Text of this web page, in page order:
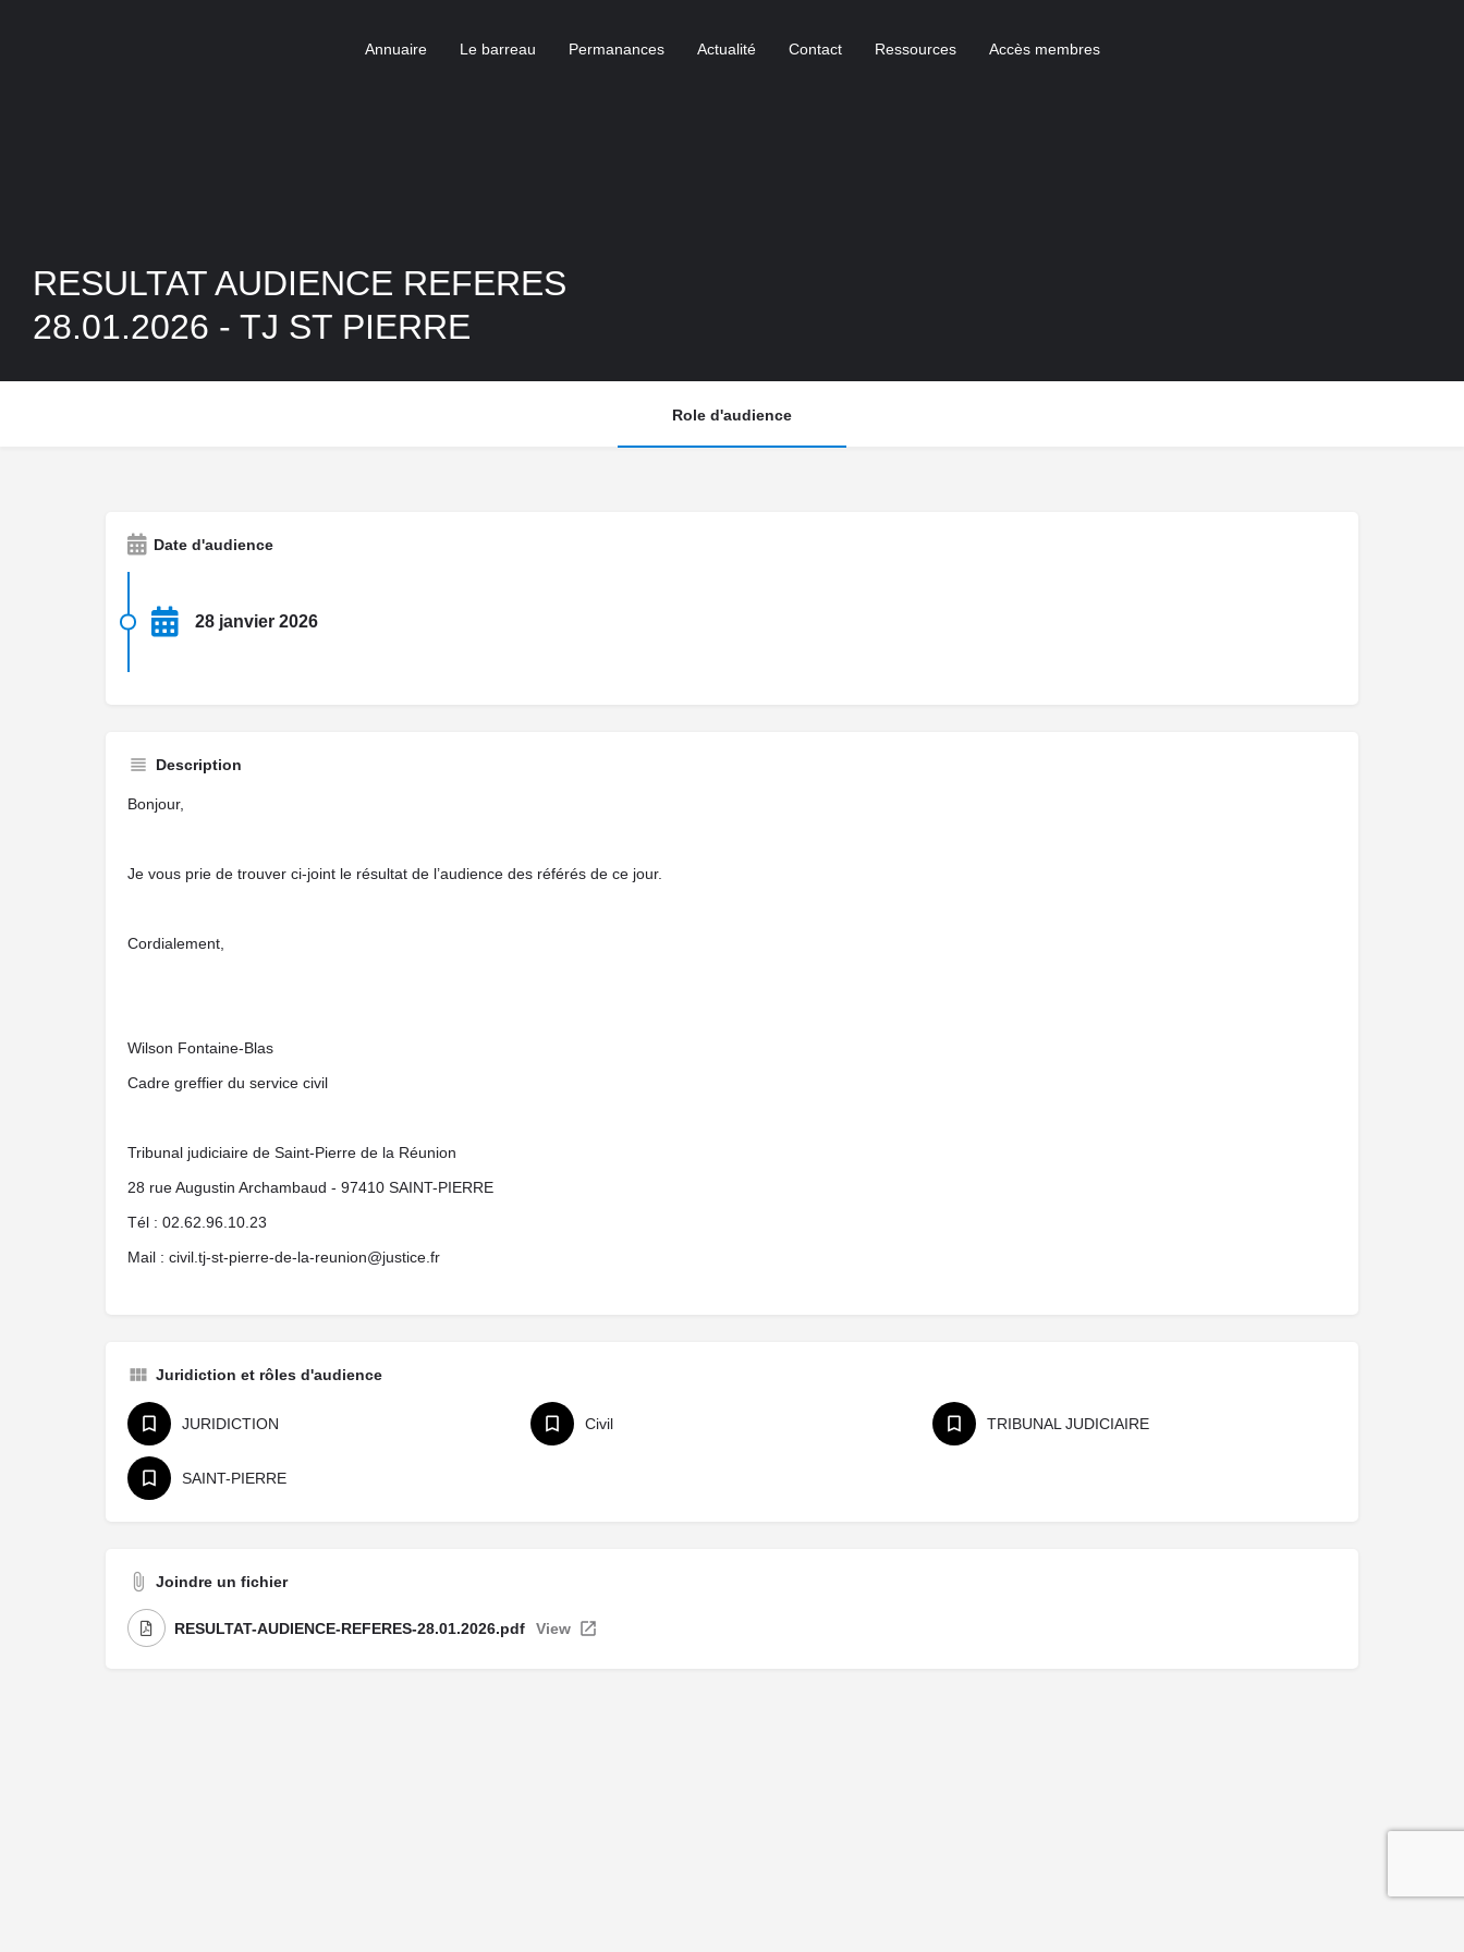
Annuaire Le barreau Permanances Actualité Contact Ressources Accès membres
RESULTAT AUDIENCE REFERES
28.01.2026 - TJ ST PIERRE
Role d'audience
Date d'audience
28 janvier 2026
Description
Bonjour,
Je vous prie de trouver ci-joint le résultat de l’audience des référés de ce jour.
Cordialement,
Wilson Fontaine-Blas
Cadre greffier du service civil
Tribunal judiciaire de Saint-Pierre de la Réunion
28 rue Augustin Archambaud - 97410 SAINT-PIERRE
Tél : 02.62.96.10.23
Mail : civil.tj-st-pierre-de-la-reunion@justice.fr
Juridiction et rôles d'audience
JURIDICTION Civil TRIBUNAL JUDICIAIRE
SAINT-PIERRE
Joindre un fichier
RESULTAT-AUDIENCE-REFERES-28.01.2026.pdf View